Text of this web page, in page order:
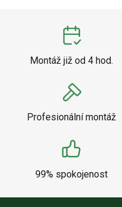
Montáž již od 4 hod.
Profesionální montáž
99% spokojenost